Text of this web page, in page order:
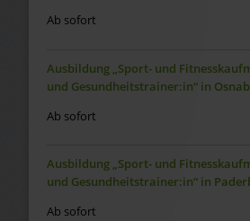
Ab sofort
Ausbildung „Sport- und
und Gesundheitstrainer:in“ in
Ab sofort
Ausbildung „Sport- und
und Gesundheitstrainer:in“ in
Ab sofort